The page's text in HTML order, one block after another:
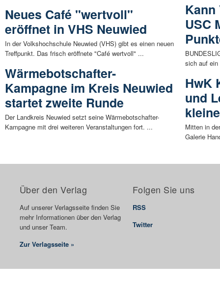
Neues Café "wertvoll"
eröffnet in VHS Neuwied
In der Volkshochschule Neuwied (VHS) gibt es einen neuen
Treffpunkt. Das frisch eröffnete "Café wertvoll" ...
Wärmebotschafter-
Kampagne im Kreis Neuwied
startet zweite Runde
Der Landkreis Neuwied setzt seine Wärmebotschafter-
Kampagne mit drei weiteren Veranstaltungen fort. ...
Kann
USC
sich auf
HwK
und
Mitten in
Galerie
Über den Verlag
Auf unserer Verlagsseite finden Sie
mehr Informationen über den Verlag
und unser Team.
Zur Verlagsseite »
Folgen Sie uns
RSS
Twitter